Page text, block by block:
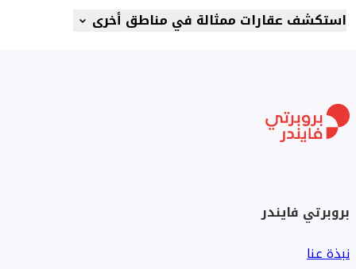
استكشف عقارات ممثالة في مناطق أخرى
بروبرتي فايندر
نبذة عنا